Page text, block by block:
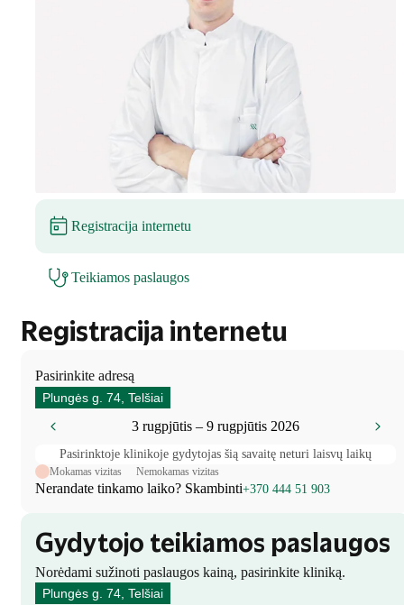
Registracija internetu
Teikiamos paslaugos
Registracija internetu
Pasirinkite adresą
Plungės g. 74, Telšiai
3 rugpjūtis – 9 rugpjūtis 2026
Pasirinktoje klinikoje gydytojas šią savaitę neturi laisvų laikų
Mokamas vizitas Nemokamas vizitas
Nerandate tinkamo laiko? Skambinti+370 444 51 903
Gydytojo teikiamos paslaugos
Norėdami sužinoti paslaugos kainą, pasirinkite kliniką.
Plungės g. 74, Telšiai